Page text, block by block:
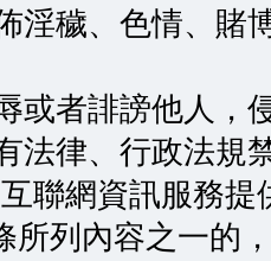
穢、色情、賭
者誹謗他人，
律、行政法規
聯網資訊服務提
所列內容之一的